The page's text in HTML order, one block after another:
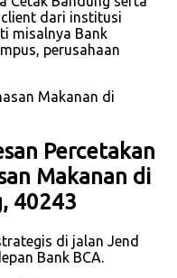
dari institusi
misalnya Bank
perusahaan
Percetakan
Makanan di
40243
di jalan Jend
Bank BCA.